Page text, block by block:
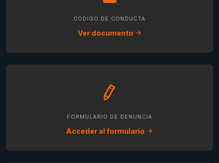
CÓDIGO DE CONDUCTA
Ver documento
FORMULARIO DE DENUNCIA
Acceder al formulario